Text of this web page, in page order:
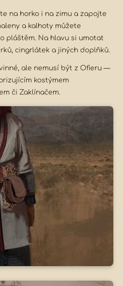
na horko i na zimu a zapojte
a kalhoty můžete
pláštěm. Na hlavu si umotat
cingrlátek a jiných doplňků.
ale nemusí být z Ofieru —
kostýmem
či Zaklínačem.